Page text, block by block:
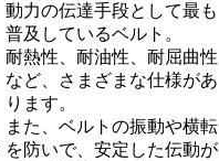
動力の伝達手段として最も
普及しているベルト。
耐熱性、耐油性、耐屈曲性
など、さまざまな仕様があ
ります。
また、ベルトの振動や横転
を防いで、安定した伝動が